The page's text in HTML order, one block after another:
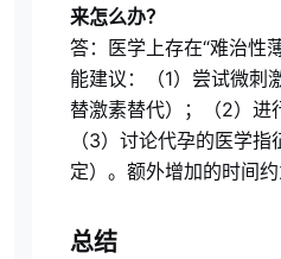
来怎么办？
答：医学上存在“难治性
能建议：（1）尝试微刺
替激素替代）；（2）进
（3）讨论代孕的医学
定）。额外增加的时间约
总结